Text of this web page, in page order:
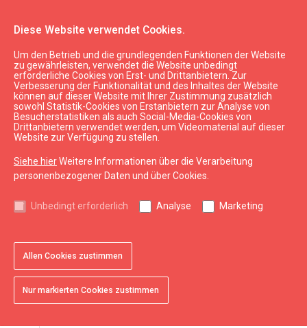
Diese Website verwendet Cookies.
Um den Betrieb und die grundlegenden Funktionen der Website
zu gewährleisten, verwendet die Website unbedingt
erforderliche Cookies von Erst- und Drittanbietern. Zur
Verbesserung der Funktionalität und des Inhaltes der Website
können auf dieser Website mit Ihrer Zustimmung zusätzlich
sowohl Statistik-Cookies von Erstanbietern zur Analyse von
Besucherstatistiken als auch Social-Media-Cookies von
Drittanbietern verwendet werden, um Videomaterial auf dieser
Website zur Verfügung zu stellen.
Siehe hierWeitere Informationen über die Verarbeitung
personenbezogener Daten und über Cookies.
Unbedingt erforderlich Analyse Marketing
Allen Cookies zustimmen
Nur markierten Cookies zustimmen
Aktuell Neu
Nach oben
Kurzeme Tourismus
Karten und Broschüren
Tourismusstatistik
Sitemap